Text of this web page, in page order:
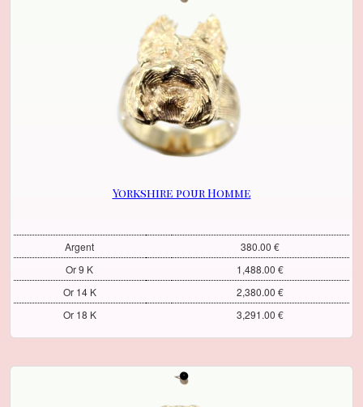
Yorkshire pour Homme
Argent
380.00 €
Or 9 K
1,488.00 €
Or 14 K
2,380.00 €
Or 18 K
3,291.00 €